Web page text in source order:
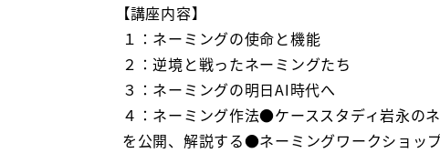
【講座内容】
１：ネーミングの使命と機能
２：逆境と戦ったネーミングたち
３：ネーミングの明日AI時代へ
４：ネーミング作法●ケーススタディ岩永の
を公開、解説する●ネーミングワークショッ